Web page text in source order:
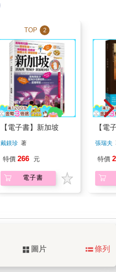
TOP 2
【電子書】新加坡
戴鎂珍 著
特價 266 元
電子書
【電
張瑞夫
特價
圖片 條列